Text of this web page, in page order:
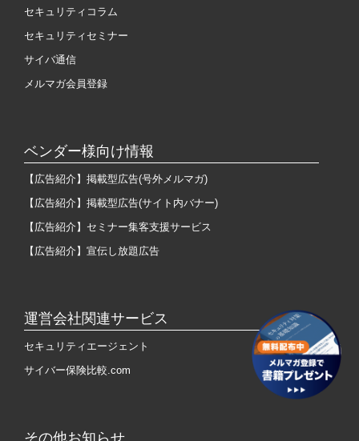
セキュリティコラム
セキュリティセミナー
サイバ通信
メルマガ会員登録
ベンダー様向け情報
【広告紹介】掲載型広告(号外メルマガ)
【広告紹介】掲載型広告(サイト内バナー)
【広告紹介】セミナー集客支援サービス
【広告紹介】宣伝し放題広告
運営会社関連サービス
セキュリティエージェント
サイバー保険比較.com
その他お知らせ